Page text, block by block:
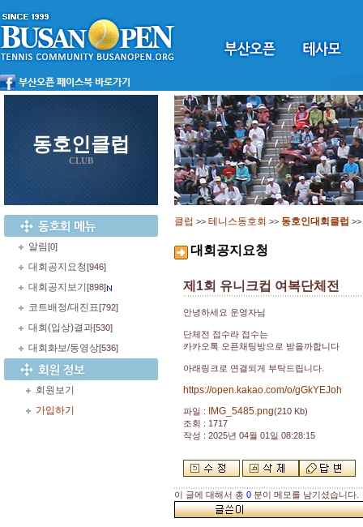
동호인클럽
CLUB
알림[0]
대회공지요청[946]
대회공지보기 [898]
코트배정/대진표[792]
대회(입상)결과[530]
대회화보/동영상[536]
회원보기
가입하기
클럽 >> 테니스동호회 >> 동호인대회클럽 >>
대회공지요청
제1회 유니크컵 여복단체전
안녕하세요 운영자님
단체전 접수라 접수는
카카오톡 오픈채팅방으로 받을까합니다
아래링크로 연결되게 부탁드립니다.
https://open.kakao.com/o/gGkYEJoh
파일 : IMG_5485.png(210 Kb)
조회 : 1717
작성 : 2025년 04월 01일 08:28:15
이 글에 대해서 총 0 분이 메모를 남기셨습니다.